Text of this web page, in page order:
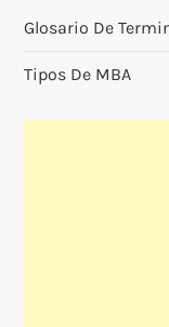
Glosario De
Tipos De MBA